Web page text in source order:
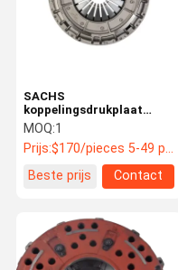
SACHS
koppelingsdrukplaat
φ430 mm voor bussen
233482000519
MOQ:1
Prijs:$170/pieces 5-49 pieces
Beste prijs
Contact